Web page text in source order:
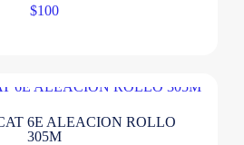
$100
6E ALEACION ROLLO
305M